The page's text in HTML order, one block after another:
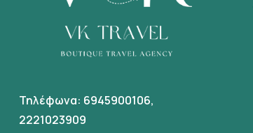
Τηλέφωνα: 6945900106,
2221023909